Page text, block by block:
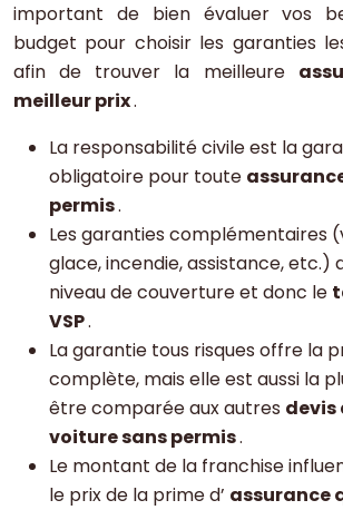
important de bien évaluer vos
budget pour choisir les garanties
afin de trouver la meilleure
meilleur prix.
La responsabilité civile est la
obligatoire pour toute
permis.
Les garanties complémentaires
glace, incendie, assistance, etc.)
niveau de couverture et donc le
VSP.
La garantie tous risques offre la
complète, mais elle est aussi la
être comparée aux autres devis
voiture sans permis.
Le montant de la franchise
le prix de la prime d’ assurance